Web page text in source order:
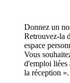
Donnez un
Retrouvez-la
espace
Vous
d'emploi liées
la réception ».